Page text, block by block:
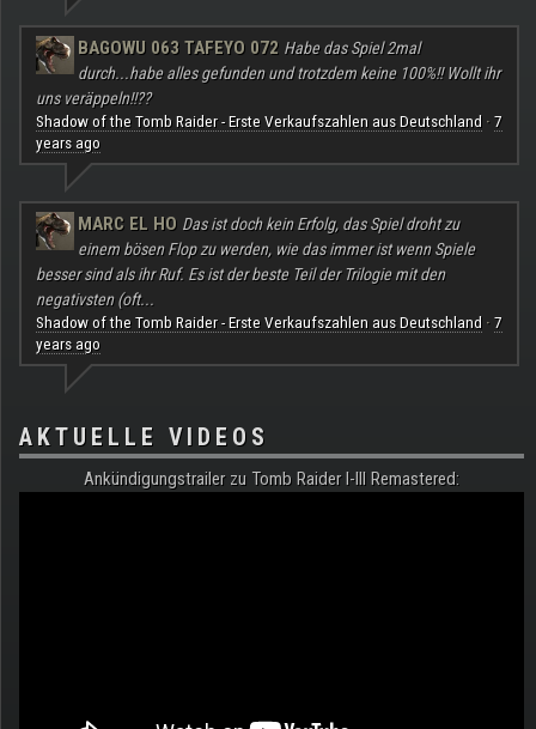
BAGOWU 063 TAFEYO 072 Habe das Spiel 2mal
durch...habe alles gefunden und trotzdem keine 100%!! Wollt ihr
uns veräppeln!!??
Shadow of the Tomb Raider - Erste Verkaufszahlen aus Deutschland · 7
years ago
MARC EL HO Das ist doch kein Erfolg, das Spiel droht zu
einem bösen Flop zu werden, wie das immer ist wenn Spiele
besser sind als ihr Ruf. Es ist der beste Teil der Trilogie mit den
negativsten (oft...
Shadow of the Tomb Raider - Erste Verkaufszahlen aus Deutschland · 7
years ago
AKTUELLE VIDEOS
Ankündigungstrailer zu Tomb Raider I-III Remastered: